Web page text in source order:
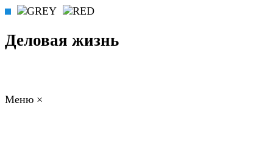
Деловая жизнь
Меню ×